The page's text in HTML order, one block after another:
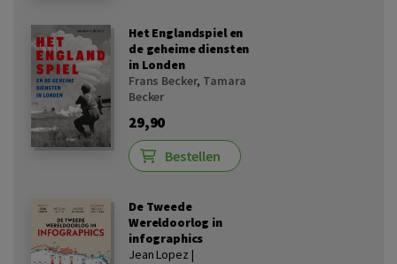
Het Englandspiel en
de geheime diensten
in Londen
Frans Becker, Tamara
Becker
29,90
Bestellen
De Tweede
Wereldoorlog in
infographics
Jean Lopez |